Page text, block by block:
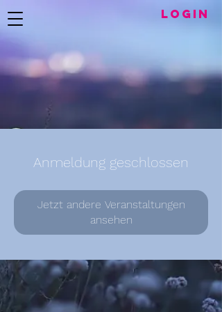
LogIN
Anmeldung geschlossen
Jetzt andere Veranstaltungen
ansehen